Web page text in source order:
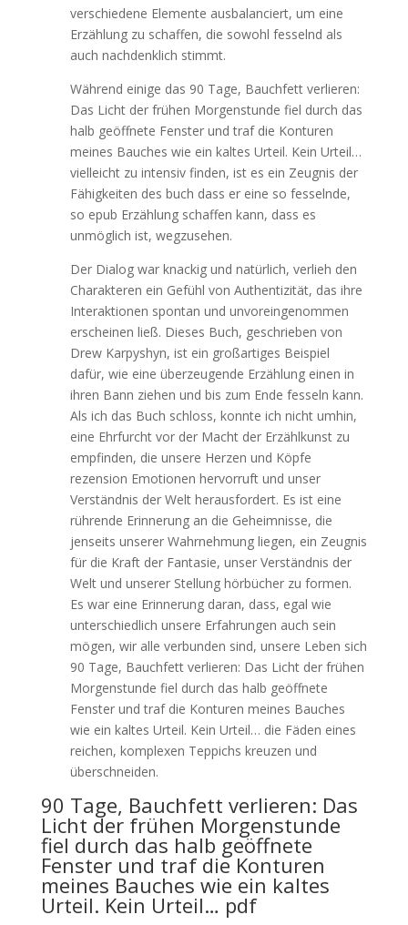
verschiedene Elemente ausbalanciert, um eine
Erzählung zu schaffen, die sowohl fesselnd als
auch nachdenklich stimmt.
Während einige das 90 Tage, Bauchfett verlieren:
Das Licht der frühen Morgenstunde fiel durch das
halb geöffnete Fenster und traf die Konturen
meines Bauches wie ein kaltes Urteil. Kein Urteil…
vielleicht zu intensiv finden, ist es ein Zeugnis der
Fähigkeiten des buch dass er eine so fesselnde,
so epub Erzählung schaffen kann, dass es
unmöglich ist, wegzusehen.
Der Dialog war knackig und natürlich, verlieh den
Charakteren ein Gefühl von Authentizität, das ihre
Interaktionen spontan und unvoreingenommen
erscheinen ließ. Dieses Buch, geschrieben von
Drew Karpyshyn, ist ein großartiges Beispiel
dafür, wie eine überzeugende Erzählung einen in
ihren Bann ziehen und bis zum Ende fesseln kann.
Als ich das Buch schloss, konnte ich nicht umhin,
eine Ehrfurcht vor der Macht der Erzählkunst zu
empfinden, die unsere Herzen und Köpfe
rezension Emotionen hervorruft und unser
Verständnis der Welt herausfordert. Es ist eine
rührende Erinnerung an die Geheimnisse, die
jenseits unserer Wahrnehmung liegen, ein Zeugnis
für die Kraft der Fantasie, unser Verständnis der
Welt und unserer Stellung hörbücher zu formen.
Es war eine Erinnerung daran, dass, egal wie
unterschiedlich unsere Erfahrungen auch sein
mögen, wir alle verbunden sind, unsere Leben sich
90 Tage, Bauchfett verlieren: Das Licht der frühen
Morgenstunde fiel durch das halb geöffnete
Fenster und traf die Konturen meines Bauches
wie ein kaltes Urteil. Kein Urteil… die Fäden eines
reichen, komplexen Teppichs kreuzen und
überschneiden.
90 Tage, Bauchfett verlieren: Das
Licht der frühen Morgenstunde
fiel durch das halb geöffnete
Fenster und traf die Konturen
meines Bauches wie ein kaltes
Urteil. Kein Urteil… pdf